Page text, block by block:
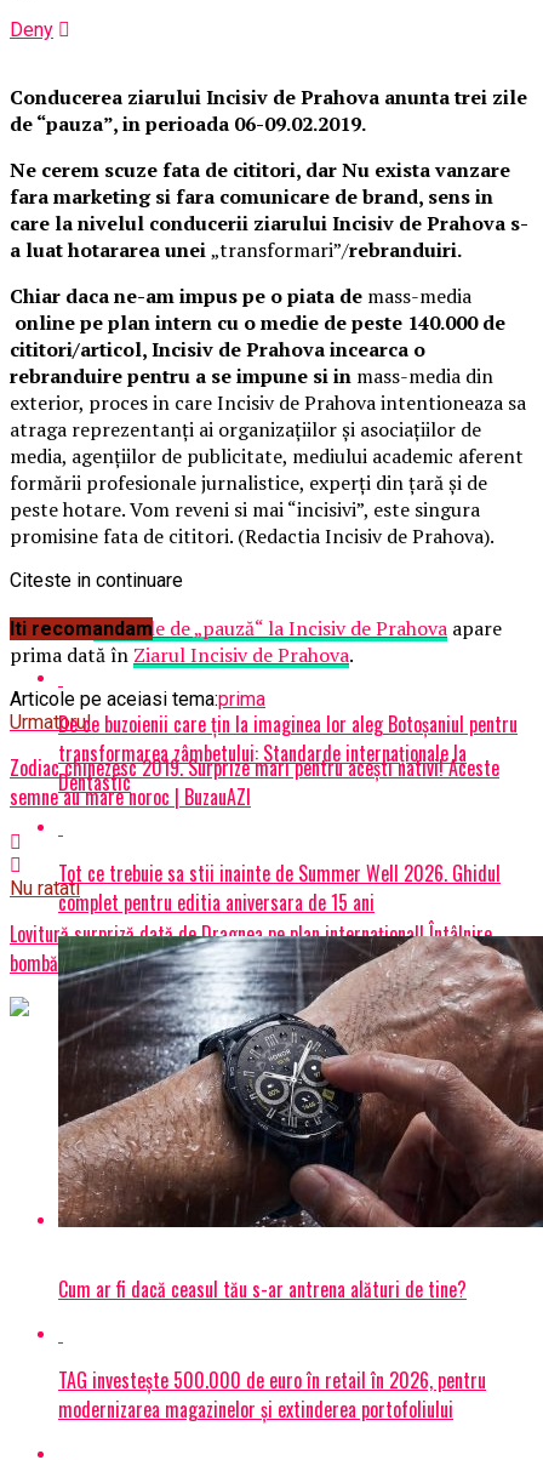
Deny
Conducerea ziarului Incisiv de Prahova anunta trei zile
de “pauza”, in perioada 06-09.02.2019.
Ne cerem scuze fata de cititori, darNu exista vanzare
fara marketing si fara comunicare de brand, sens in
care la nivelul conducerii ziarului Incisiv de Prahova s-
a luat hotararea unei„transformari”/rebranduiri.
Chiar daca ne-am impus pe o piata de mass-media
online pe plan intern cu o medie de peste 140.000 de
cititori/articol, Incisiv de Prahova incearca o
rebranduire pentru a se impune si in mass-media din
exterior, proces in care Incisiv de Prahova intentioneaza sa
atraga reprezentanți ai organizaţiilor şi asociaţiilor de
media, agenţiilor de publicitate, mediului academic aferent
formării profesionale jurnalistice, experți din țară și de
peste hotare. Vom reveni si mai “incisivi”, este singura
promisine fata de cititori. (Redactia Incisiv de Prahova).
ArticolulTrei zile de „pauză“ la Incisiv de Prahova apare
prima dată în Ziarul Incisiv de Prahova.
Articole pe aceiasi tema:prima
Urmatorul
Zodiac chinezesc 2019. Surprize mari pentru acești nativi! Aceste
semne au mare noroc | BuzauAZI
Nu ratati
Lovitură surpriză dată de Dragnea pe plan internațional! Întâlnire
bombă cu Donald Trump în America: „Daddy’s back!” | BuzauAZI
Citeste in continuare
Iti recomandam
De ce buzoienii care țin la imaginea lor aleg Botoșaniul pentru
transformarea zâmbetului: Standarde internaționale la
Dentastic
Tot ce trebuie sa stii inainte de Summer Well 2026. Ghidul
complet pentru editia aniversara de 15 ani
Cum ar fi dacă ceasul tău s-ar antrena alături de tine?
TAG investește 500.000 de euro în retail în 2026, pentru
modernizarea magazinelor și extinderea portofoliului